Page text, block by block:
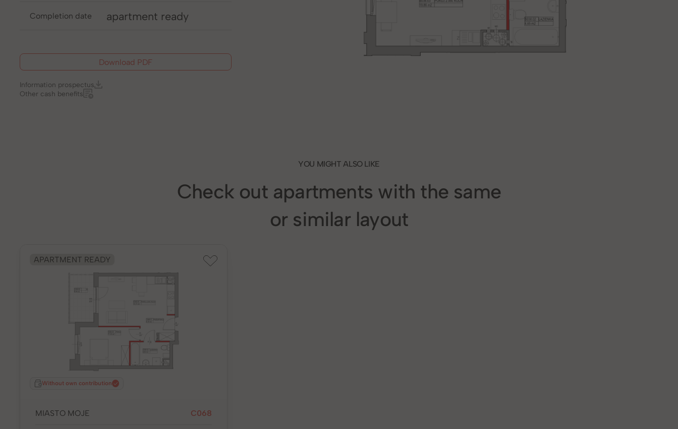
completion date apartment ready
Download PDF
Information prospectus
Other cash benefits
YOU MIGHT ALSO LIKE
Check out apartments with the same
or similar layout
APARTMENT READY
Without own contribution
MIASTO MOJE C068